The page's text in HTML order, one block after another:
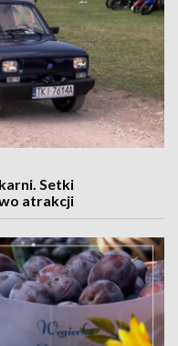
Setki
atrakcji